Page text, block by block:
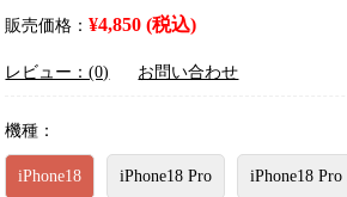
販売価格：¥4,850 (税込)
レビュー：(0) お問い合わせ
機種：
iPhone18 iPhone18 Pro iPhone18 Pro